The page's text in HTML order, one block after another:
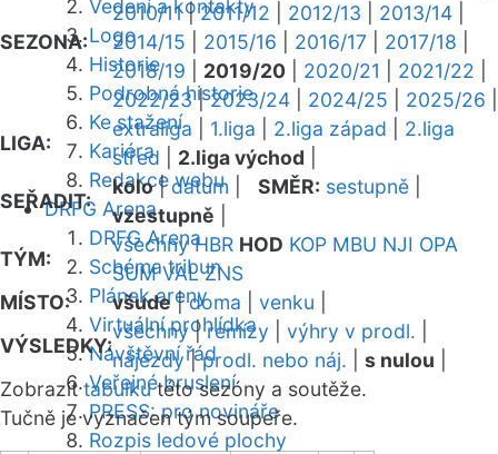
Vedení a kontakty
Logo
Historie
Podrobná historie
Ke stažení
Kariéra
Redakce webu
DRFG Arena
DRFG Arena
Schéma tribun
Plánek areny
Virtuální prohlídka
Návštěvní řád
Veřejné bruslení
PRESS: pro novináře
Rozpis ledové plochy
SEZONA:
2010/11|2011/12 2012/13 2013/14
2014/15
2015/16 2016/17 2017/18
2018/19
2019/20 2020/21 2021/22
2022/23|2023/24 2024/25 2025/26
LIGA:
extraliga 1.liga 2.liga západ
2.liga
střed
2.liga východ
SEŘADIT:
kolo|datum SMĚR: sestupně
vzestupně
TÝM:
všechny HBR HOD KOP MBU NJI OPA
SUM VAL ZNS
MÍSTO:
všude|doma venku
VÝSLEDKY:
všechny|remízy výhry v prodl.
nájezdy|prodl. nebo náj. s nulou
Zobrazittabulkutéto sezóny a soutěže.
Tučně je vyznačen tým soupeře.